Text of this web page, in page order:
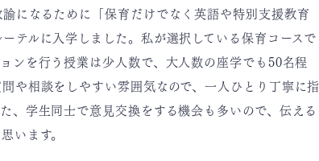
になるために「保育だけでなく英語や特別支援教育
テルに入学しました。私が選択している保育コースで
ンを行う授業は少人数で、大人数の座学でも50名程
や相談をしやすい雰囲気なので、一人ひとり丁寧に指
、学生同士で意見交換をする機会も多いので、伝える
います。